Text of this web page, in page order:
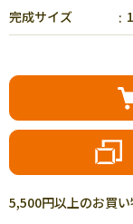
完成サイズ
5,500円以上のお買